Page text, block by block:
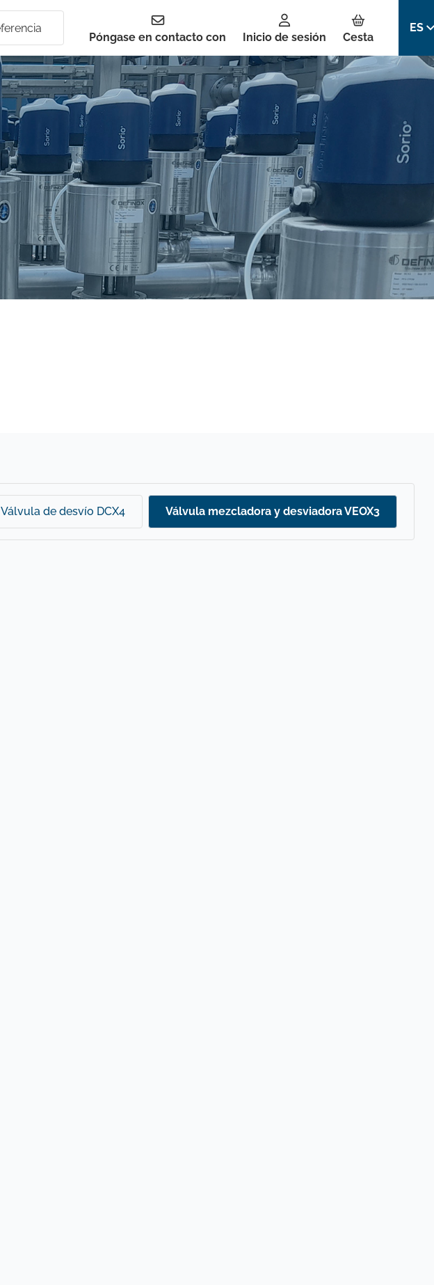
Póngase en contacto con Inicio de sesión Cesta
ES
Válvula de desvío DCX4 Válvula mezcladora y desviadora VEOX3